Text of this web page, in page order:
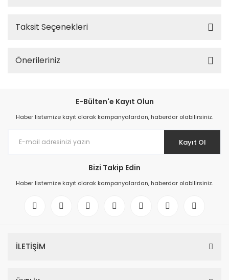
Taksit Seçenekleri
Önerileriniz
E-Bülten'e Kayıt Olun
Haber listemize kayıt olarak kampanyalardan, haberdar olabilirsiniz.
Kayıt Ol
Bizi Takip Edin
Haber listemize kayıt olarak kampanyalardan, haberdar olabilirsiniz.
İLETİŞİM